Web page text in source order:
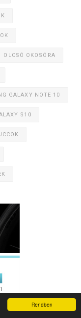
Rendben
OLCSÓ OKOSÓRA
GALAXY NOTE 10
S10